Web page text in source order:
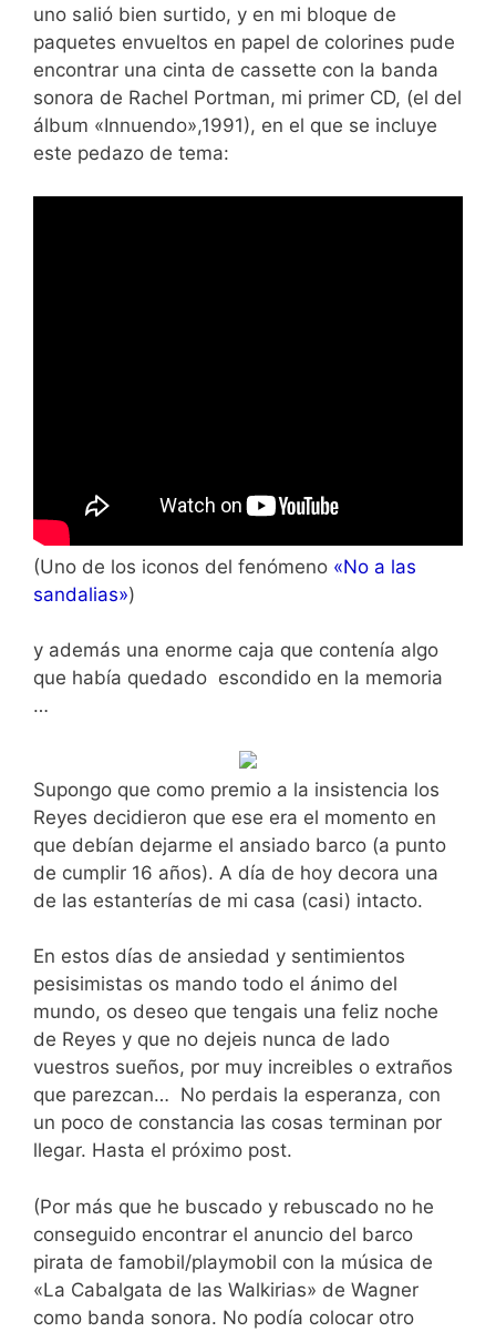
uno salió bien surtido, y en mi bloque de
paquetes envueltos en papel de colorines pude
encontrar una cinta de cassette con la banda
sonora de Rachel Portman, mi primer CD, (el del
álbum «Innuendo»,1991), en el que se incluye
este pedazo de tema:
(Uno de los iconos del fenómeno «No a las
sandalias»)
y además una enorme caja que contenía algo
que había quedado escondido en la memoria
…
Supongo que como premio a la insistencia los
Reyes decidieron que ese era el momento en
que debían dejarme el ansiado barco (a punto
de cumplir 16 años). A día de hoy decora una
de las estanterías de mi casa (casi) intacto.
En estos días de ansiedad y sentimientos
pesisimistas os mando todo el ánimo del
mundo, os deseo que tengais una feliz noche
de Reyes y que no dejeis nunca de lado
vuestros sueños, por muy increibles o extraños
que parezcan… No perdais la esperanza, con
un poco de constancia las cosas terminan por
llegar. Hasta el próximo post.
(Por más que he buscado y rebuscado no he
conseguido encontrar el anuncio del barco
pirata de famobil/playmobil con la música de
«La Cabalgata de las Walkirias» de Wagner
como banda sonora. No podía colocar otro